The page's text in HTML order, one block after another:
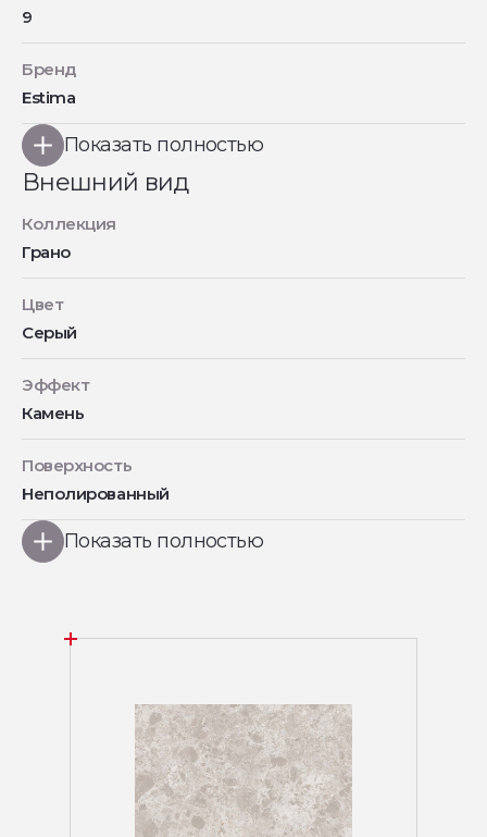
9
Бренд
Estima
Показать полностью
Внешний вид
Коллекция
Грано
Цвет
Серый
Эффект
Камень
Поверхность
Неполированный
Показать полностью